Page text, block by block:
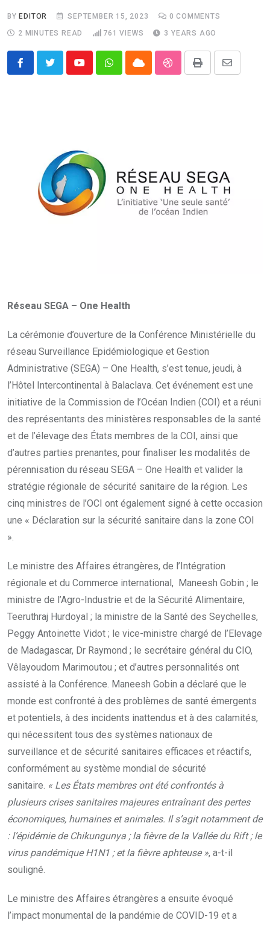
BYEDITOR SEPTEMBER 15, 2023 0 COMMENTS
2 MINUTES READ
761 VIEWS 3 YEARS AGO
YoutubeWhatsappCloud StumbleUpon
Print
Share
Réseau SEGA – One Health
La cérémonie d’ouverture de la Conférence Ministérielle du
réseau Surveillance Epidémiologique et Gestion
Administrative (SEGA) – One Health, s’est tenue, jeudi, à
l’Hôtel Intercontinental à Balaclava. Cet événement est une
initiative de la Commission de l’Océan Indien (COI) et a réuni
des représentants des ministères responsables de la santé
et de l’élevage des États membres de la COI, ainsi que
d’autres parties prenantes, pour finaliser les modalités de
pérennisation du réseau SEGA – One Health et valider la
stratégie régionale de sécurité sanitaire de la région. Les
cinq ministres de l’OCI ont également signé à cette occasion
une « Déclaration sur la sécurité sanitaire dans la zone COI
».
Le ministre des Affaires étrangères, de l’Intégration
régionale et du Commerce international, Maneesh Gobin ; le
ministre de l’Agro-Industrie et de la Sécurité Alimentaire,
Teeruthraj Hurdoyal ; la ministre de la Santé des Seychelles,
Peggy Antoinette Vidot ; le vice-ministre chargé de l’Elevage
de Madagascar, Dr Raymond ; le secrétaire général du CIO,
Vêlayoudom Marimoutou ; et d’autres personnalités ont
assisté à la Conférence. Maneesh Gobin a déclaré que le
monde est confronté à des problèmes de santé émergents
et potentiels, à des incidents inattendus et à des calamités,
qui nécessitent tous des systèmes nationaux de
surveillance et de sécurité sanitaires efficaces et réactifs,
conformément au système mondial de sécurité
sanitaire. « Les États membres ont été confrontés à
plusieurs crises sanitaires majeures entraînant des pertes
économiques, humaines et animales. Il s’agit notamment de
: l’épidémie de Chikungunya ; la fièvre de la Vallée du Rift ; le
virus pandémique H1N1 ; et la fièvre aphteuse », a-t-il
souligné.
Le ministre des Affaires étrangères a ensuite évoqué
l’impact monumental de la pandémie de COVID-19 et a